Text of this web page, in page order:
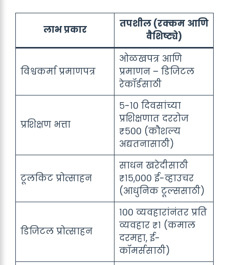
लाभ प्रकार
तपशील (रक्कम आणि
वैशिष्ट्ये)
विश्वकर्मा प्रमाणपत्र
ओळखपत्र आणि
प्रमाणन – डिजिटल
रेकॉर्डसाठी
प्रशिक्षण भत्ता
५-१० दिवसांच्या
प्रशिक्षणात दररोज
₹५०० (कौशल्य
अद्यतनासाठी)
टूलकिट प्रोत्साहन
साधन खरेदीसाठी
₹१५,००० ई-व्हाउचर
(आधुनिक टूल्ससाठी)
डिजिटल प्रोत्साहन
१०० व्यवहारांनंतर प्रति
व्यवहार ₹१ (कमाल
दरमहा, ई-
कॉमर्ससाठी)